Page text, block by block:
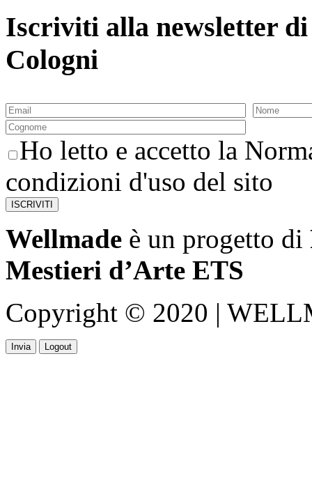
Iscriviti alla newsletter di
Cologni
Ho letto e accetto la
condizioni d'uso del sito
Wellmade è un progetto di
Mestieri d’Arte ETS
Copyright © 2020 |
Invia Logout